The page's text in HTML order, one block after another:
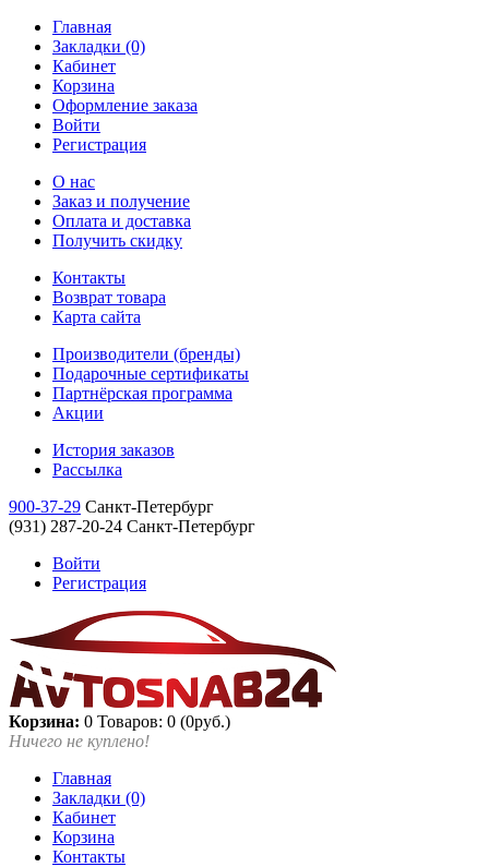
Главная
Закладки (0)
Кабинет
Корзина
Оформление заказа
Войти
Регистрация
О нас
Заказ и получение
Оплата и доставка
Получить скидку
Контакты
Возврат товара
Карта сайта
Производители (бренды)
Подарочные сертификаты
Партнёрская программа
Акции
История заказов
Рассылка
900-37-29 Санкт-Петербург
(931) 287-20-24 Санкт-Петербург
Войти
Регистрация
Корзина: 0 Товаров: 0 (0руб.)
Ничего не куплено!
Главная
Закладки (0)
Кабинет
Корзина
Контакты